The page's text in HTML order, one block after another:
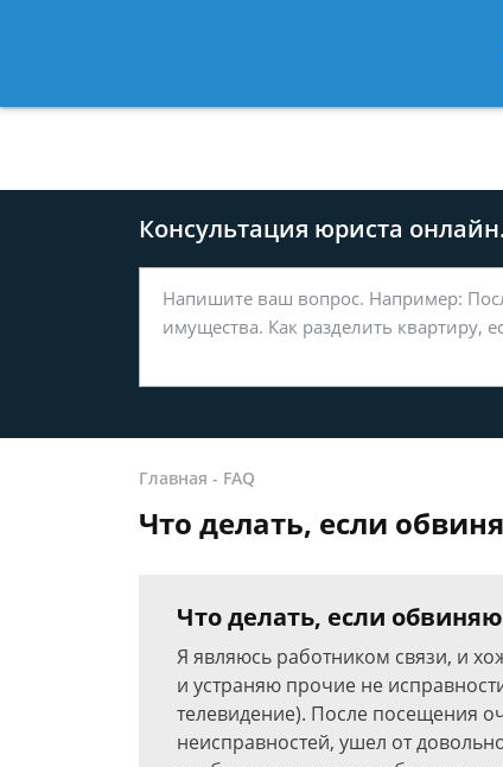
8 812
Консультация юриста
Главная - FAQ
Что делать, если
Что делать, если
Я являюсь работником связи, и
и устраняю прочие не
телевидение). После посещения
неисправностей, ушел от